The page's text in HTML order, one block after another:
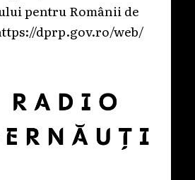
pentru Românii de
dprp.gov.ro/web/